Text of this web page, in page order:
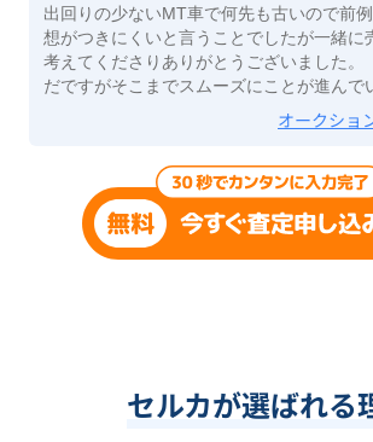
出回りの少ないMT車で何先も古いので前
想がつきにくいと言うことでしたが一緒に
考えてくださりありがとうございました
だですがそこまでスムーズにことが進んで
オークショ
セルカが選ばれる